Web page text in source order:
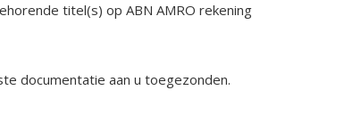
titel(s) op ABN AMRO rekening
documentatie aan u toegezonden.